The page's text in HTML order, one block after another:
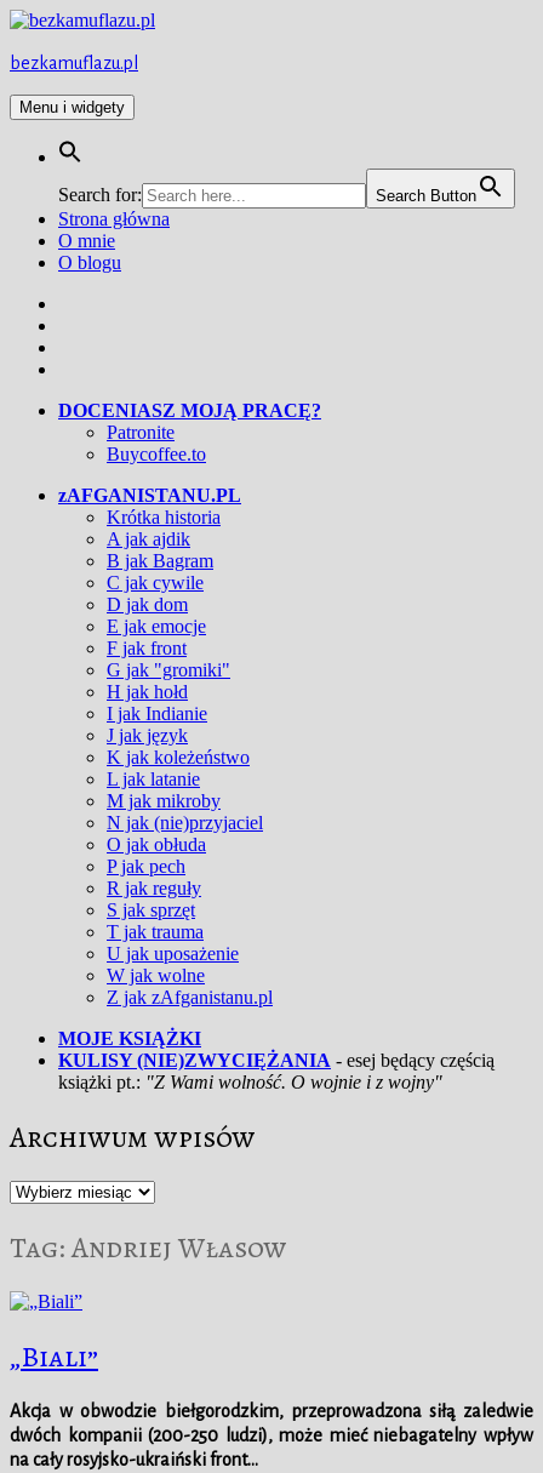
Przejdź
treści
bezkamuflazu.pl
Menu i widgety
Search for: Search Button
Strona główna
O mnie
O blogu
DOCENIASZ MOJĄ PRACĘ?
Patronite
Buycoffee.to
zAFGANISTANU.PL
Krótka historia
A jak ajdik
B jak Bagram
C jak cywile
D jak dom
E jak emocje
F jak front
G jak "gromiki"
H jak hołd
I jak Indianie
J jak język
K jak koleżeństwo
L jak latanie
M jak mikroby
N jak (nie)przyjaciel
O jak obłuda
P jak pech
R jak reguły
S jak sprzęt
T jak trauma
U jak uposażenie
W jak wolne
Z jak zAfganistanu.pl
MOJE KSIĄŻKI
KULISY (NIE)ZWYCIĘŻANIA - esej będący częścią
książki pt.: "Z Wami wolność. O wojnie i z wojny"
Archiwum wpisów
Archiwum
Tag:Andriej Własow
„Biali”
Akcja w obwodzie biełgorodzkim, przeprowadzona siłą zaledwie
dwóch kompanii (200-250 ludzi), może mieć niebagatelny wpływ
na cały rosyjsko-ukraiński front…